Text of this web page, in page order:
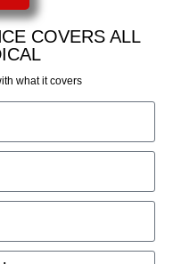
COVERS ALL
what it covers